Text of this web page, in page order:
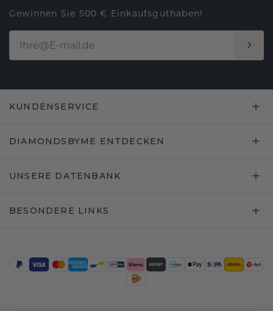
Gewinnen Sie 500 € Einkaufsguthaben!
KUNDENSERVICE
DIAMONDSBYME ENTDECKEN
UNSERE DATENBANK
BESONDERE LINKS